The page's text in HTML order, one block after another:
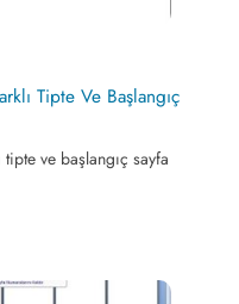
Tipte Ve Başlangıç
ve başlangıç sayfa